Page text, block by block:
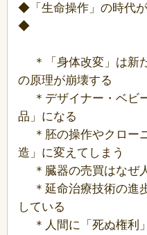
◆「生命操作」の時代
◆
＊「身体改変」は新
の原理が崩壊する
＊デザイナー・ベビ
品」になる
＊胚の操作やクロー
造」に変えてしまう
＊臓器の売買はなぜ
＊延命治療技術の進
している
＊人間に「死ぬ権利